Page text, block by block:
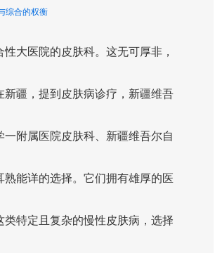
综合的权衡
大医院的皮肤科。这无可厚非，
疆，提到皮肤病诊疗，新疆维吾
附属医院皮肤科、新疆维吾尔自
能详的选择。它们拥有雄厚的医
特定且复杂的慢性皮肤病，选择